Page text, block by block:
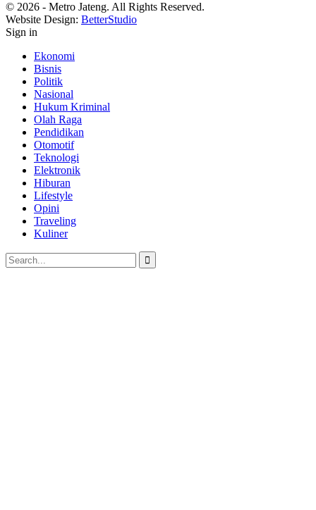
© 2026 - Metro Jateng. All Rights Reserved.
Website Design: BetterStudio
Sign in
Ekonomi
Bisnis
Politik
Nasional
Hukum Kriminal
Olah Raga
Pendidikan
Otomotif
Teknologi
Elektronik
Hiburan
Lifestyle
Opini
Traveling
Kuliner